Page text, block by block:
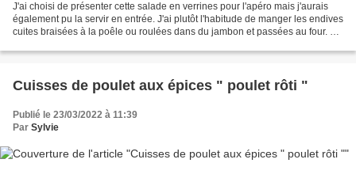
J'ai choisi de présenter cette salade en verrines pour l'apéro mais j'aurais
également pu la servir en entrée. J'ai plutôt l'habitude de manger les endives
cuites braisées à la poêle ou roulées dans du jambon et passées au four. Et
Cuisses de poulet aux épices " poulet rôti "
Publié le 23/03/2022 à 11:39
Par Sylvie